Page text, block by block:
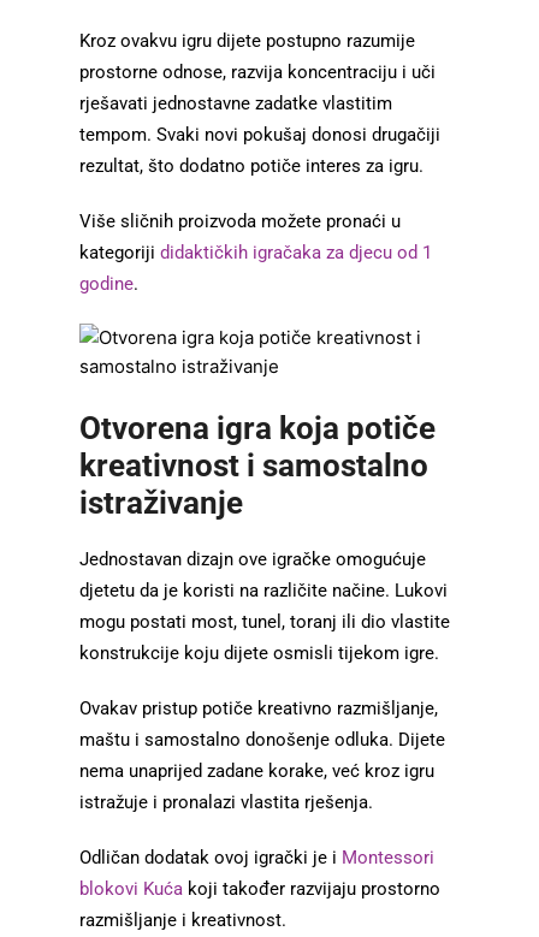
Kroz ovakvu igru dijete postupno razumije
prostorne odnose, razvija koncentraciju i uči
rješavati jednostavne zadatke vlastitim
tempom. Svaki novi pokušaj donosi drugačiji
rezultat, što dodatno potiče interes za igru.
Više sličnih proizvoda možete pronaći u
kategoriji didaktičkih igračaka za djecu od 1
godine.
Otvorena igra koja potiče
kreativnost i samostalno
istraživanje
Jednostavan dizajn ove igračke omogućuje
djetetu da je koristi na različite načine. Lukovi
mogu postati most, tunel, toranj ili dio vlastite
konstrukcije koju dijete osmisli tijekom igre.
Ovakav pristup potiče kreativno razmišljanje,
maštu i samostalno donošenje odluka. Dijete
nema unaprijed zadane korake, već kroz igru
istražuje i pronalazi vlastita rješenja.
Odličan dodatak ovoj igrački je i Montessori
blokovi Kuća koji također razvijaju prostorno
razmišljanje i kreativnost.